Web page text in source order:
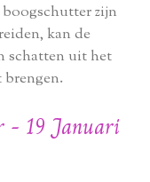
zijn
kan de
schatten uit het
- 19 Januari